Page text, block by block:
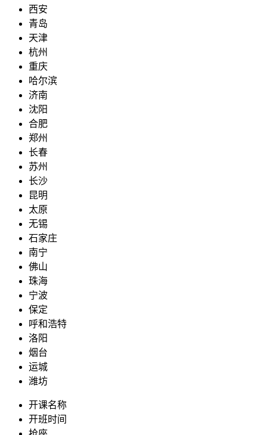
西安
青岛
天津
杭州
重庆
哈尔滨
济南
沈阳
合肥
郑州
长春
苏州
长沙
昆明
太原
无锡
石家庄
南宁
佛山
珠海
宁波
保定
呼和浩特
洛阳
烟台
运城
潍坊
开课名称
开班时间